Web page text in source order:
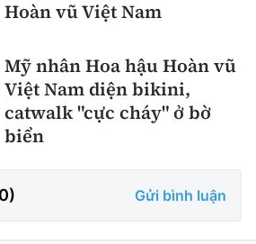
Hoàn vũ Việt Nam
Mỹ nhân Hoa hậu Hoàn vũ
Việt Nam diện bikini,
catwalk "cực cháy" ở bờ
biển
0) Gửi bình luận